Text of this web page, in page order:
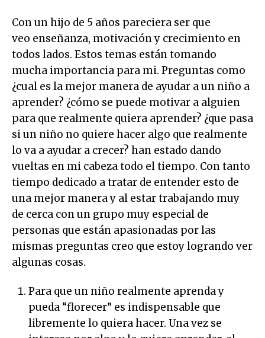
Con un hijo de 5 años pareciera ser que
veo enseñanza, motivación y crecimiento en
todos lados. Estos temas están tomando
mucha importancia para mi. Preguntas como
¿cual es la mejor manera de ayudar a un niño a
aprender? ¿cómo se puede motivar a alguien
para que realmente quiera aprender? ¿que pasa
si un niño no quiere hacer algo que realmente
lo va a ayudar a crecer? han estado dando
vueltas en mi cabeza todo el tiempo. Con tanto
tiempo dedicado a tratar de entender esto de
una mejor manera y al estar trabajando muy
de cerca con un grupo muy especial de
personas que están apasionadas por las
mismas preguntas creo que estoy logrando ver
algunas cosas.
Para que un niño realmente aprenda y
pueda “florecer” es indispensable que
libremente lo quiera hacer. Una vez se